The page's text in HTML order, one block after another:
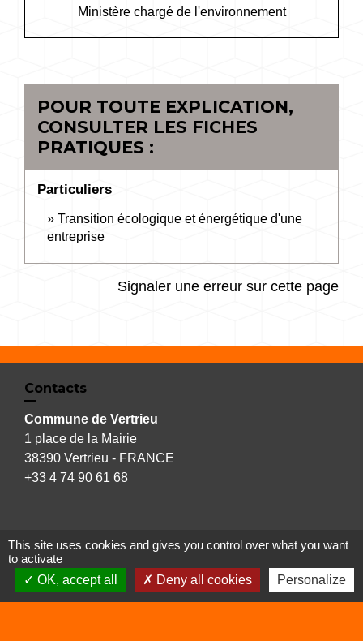
Ministère chargé de l'environnement
POUR TOUTE EXPLICATION,
CONSULTER LES FICHES
PRATIQUES :
Particuliers
Transition écologique et énergétique d'une
entreprise
Signaler une erreur sur cette page
Contacts
Commune de Vertrieu
1 place de la Mairie
38390 Vertrieu - FRANCE
+33 4 74 90 61 68
Liens
Déchetterie
This site uses cookies and gives you control over what you want
to activate
OK, accept all
Deny all cookies Personalize